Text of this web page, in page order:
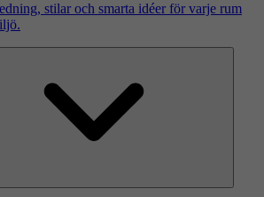
stilar och smarta idéer för varje rum